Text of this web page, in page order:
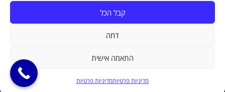
קבל הכל
דחה
התאמה אישית
מדיניות פרטיותמדיניות פרטיות
כל הזכויות שמורות לעמיחי גולדבאום עורך דין תעבורה ותאונות דרכים
ייעוץ ללא עלות